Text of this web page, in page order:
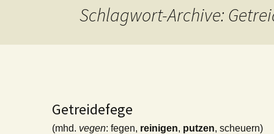
Schlagwort-Archive:
Getreidefege
(mhd. vegen: fegen, reinigen, putzen, scheuern)